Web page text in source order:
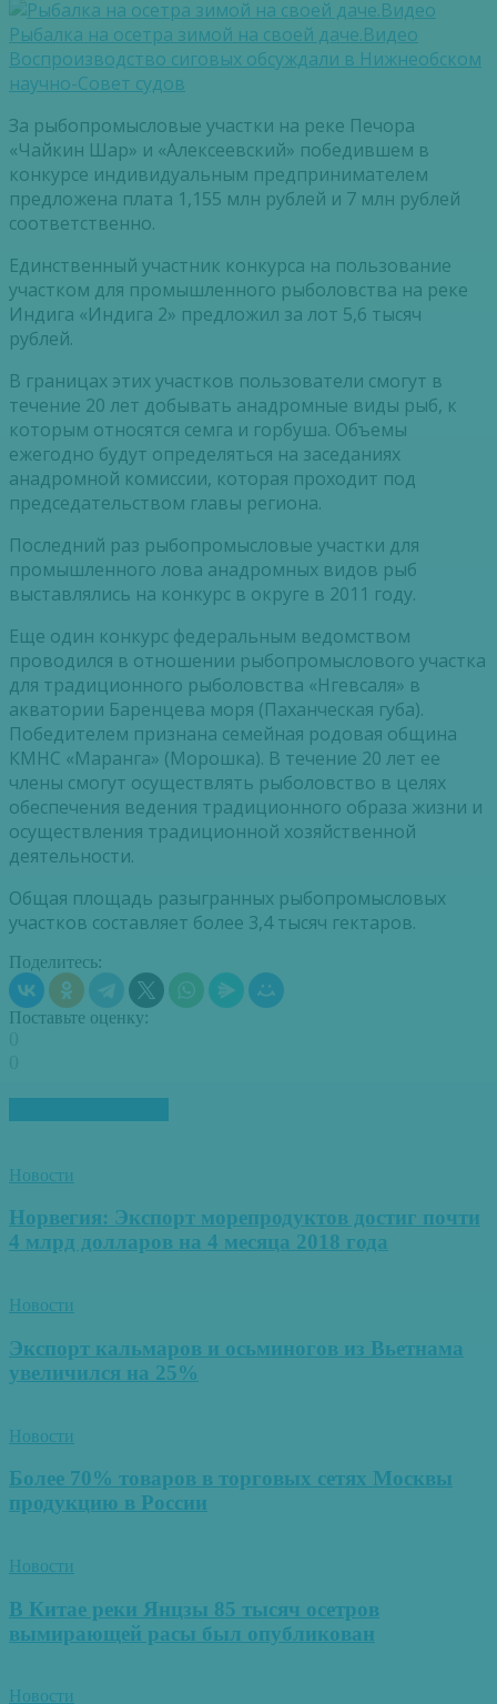
Рыбалка на осетра зимой на своей даче.Видео
Воспроизводство сиговых обсуждали в Нижнеобском
научно-Совет судов
За рыбопромысловые участки на реке Печора
«Чайкин Шар» и «Алексеевский» победившем в
конкурсе индивидуальным предпринимателем
предложена плата 1,155 млн рублей и 7 млн рублей
соответственно.
Единственный участник конкурса на пользование
участком для промышленного рыболовства на реке
Индига «Индига 2» предложил за лот 5,6 тысяч
рублей.
В границах этих участков пользователи смогут в
течение 20 лет добывать анадромные виды рыб, к
которым относятся семга и горбуша. Объемы
ежегодно будут определяться на заседаниях
анадромной комиссии, которая проходит под
председательством главы региона.
Последний раз рыбопромысловые участки для
промышленного лова анадромных видов рыб
выставлялись на конкурс в округе в 2011 году.
Еще один конкурс федеральным ведомством
проводился в отношении рыбопромыслового участка
для традиционного рыболовства «Нгевсаля» в
акватории Баренцева моря (Паханческая губа).
Победителем признана семейная родовая община
КМНС «Маранга» (Морошка). В течение 20 лет ее
члены смогут осуществлять рыболовство в целях
обеспечения ведения традиционного образа жизни и
осуществления традиционной хозяйственной
деятельности.
Общая площадь разыгранных рыбопромысловых
участков составляет более 3,4 тысяч гектаров.
Поделитесь:
Поставьте оценку:
Новости
Норвегия: Экспорт морепродуктов достиг почти
4 млрд долларов на 4 месяца 2018 года
Новости
Экспорт кальмаров и осьминогов из Вьетнама
увеличился на 25%
Новости
Более 70% товаров в торговых сетях Москвы
продукцию в России
Новости
В Китае реки Янцзы 85 тысяч осетров
вымирающей расы был опубликован
Новости